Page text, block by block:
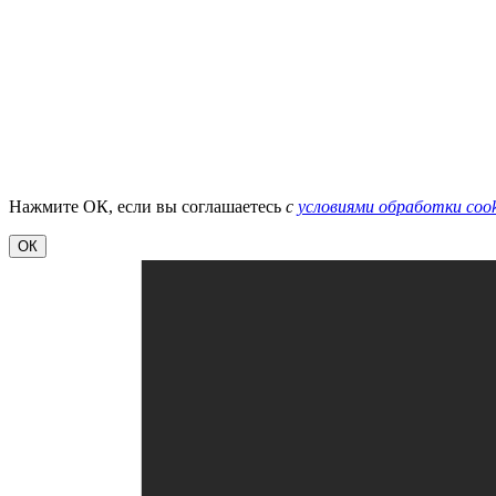
Нажмите ОК, если вы соглашаетесь с условиями обработки
ОК